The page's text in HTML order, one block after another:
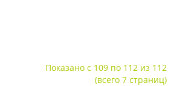
Показано с 109 по 112 из 112
(всего 7 страниц)